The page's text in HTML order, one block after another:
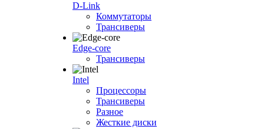
D-Link
Коммутаторы
Трансиверы
Edge-core
Трансиверы
Intel
Процессоры
Трансиверы
Разное
Жесткие диски